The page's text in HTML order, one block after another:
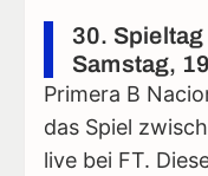
30.
Samstag,
Primera B
das Spiel
live bei FT.